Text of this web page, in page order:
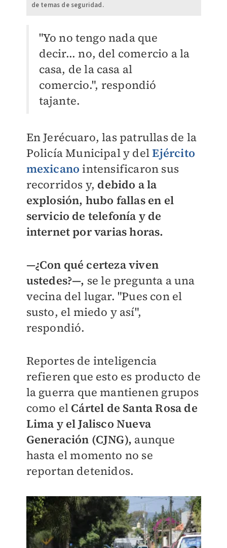
de temas de seguridad.
"Yo no tengo nada que
decir... no, del comercio a la
casa, de la casa al
comercio.", respondió
tajante.
En Jerécuaro, las patrullas de la
Policía Municipal y delEjército
mexicano intensificaron sus
recorridos y, debido a la
explosión, hubo fallas en el
servicio de telefonía y de
internet por varias horas.
—¿Con qué certeza viven
ustedes?—, se le pregunta a una
vecina del lugar. "Pues con el
susto, el miedo y así",
respondió.
Reportes de inteligencia
refieren que esto es producto de
la guerra que mantienen grupos
como el Cártel de Santa Rosa de
Lima y el Jalisco Nueva
Generación (CJNG), aunque
hasta el momento no se
reportan detenidos.